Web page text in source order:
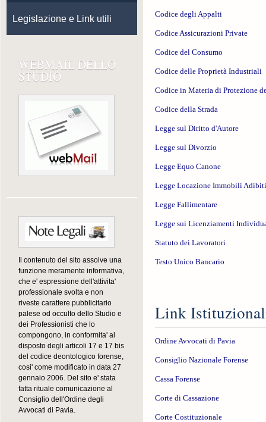
Codice degli Appalti
Codice Assicurazioni Private
Codice del Consumo
Codice delle Proprietà Industriali
Codice in Materia di Protezione
Codice della Strada
Legge sul Diritto d'Autore
Legge sul Divorzio
Legge Equo Canone
Legge Locazione Immobili
Legge Fallimentare
Legge sui Licenziamenti
Statuto dei Lavoratori
Testo Unico Bancario
Link
Ordine Avvocati di Pavia
Consiglio Nazionale Forense
Cassa Forense
Corte di Cassazione
Corte Costituzionale
Legislazione e Link utili
WEBMAIL DELLO
STUDIO
Il contenuto del sito assolve una
funzione meramente informativa,
che e' espressione dell'attivita'
professionale svolta e non
riveste carattere pubblicitario
palese od occulto dello Studio e
dei Professionisti che lo
compongono, in conformita' al
disposto degli articoli 17 e 17 bis
del codice deontologico forense,
cosi' come modificato in data 27
gennaio 2006. Del sito e' stata
fatta rituale comunicazione al
Consiglio dell'Ordine degli
Avvocati di Pavia.